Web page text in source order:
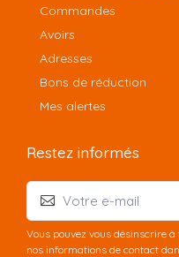
Commandes
Avoirs
Adresses
Bons de réduction
Mes alertes
Restez informés
Vous pouvez vous désinscrire
nos informations de contact